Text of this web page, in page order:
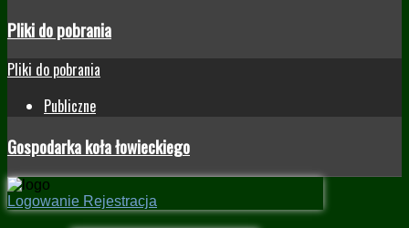
Pliki do pobrania
Pliki do pobrania
Publiczne
Gospodarka koła łowieckiego
Logowanie Rejestracja